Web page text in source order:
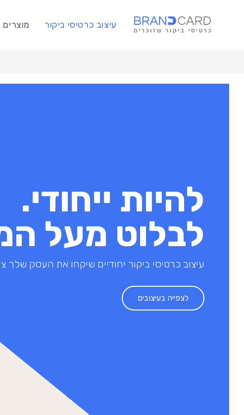
עיצוב כרטיסי ביקור מוצרים
להיות ייחודי.
לבלוט מעל
עיצוב כרטיסי ביקור יחודיים שיקחו את העסק
לצפייה בעיצובים